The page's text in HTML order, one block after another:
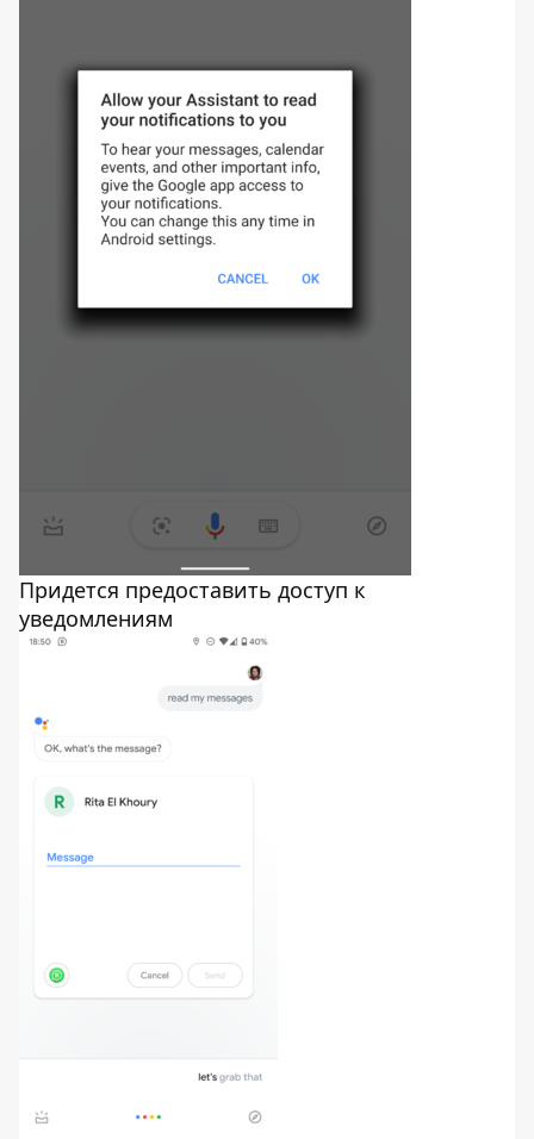
Придется предоставить доступ к
уведомлениям